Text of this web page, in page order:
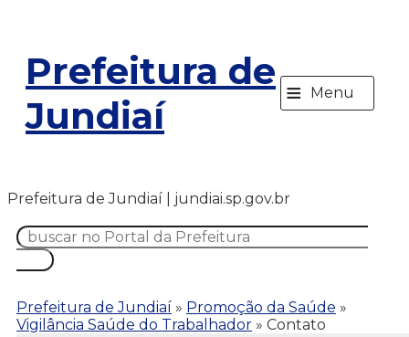
Prefeitura de
Jundiaí
≡ Menu
Prefeitura de Jundiaí | jundiai.sp.gov.br
Prefeitura de Jundiaí » Promoção da Saúde »
Vigilância Saúde do Trabalhador » Contato